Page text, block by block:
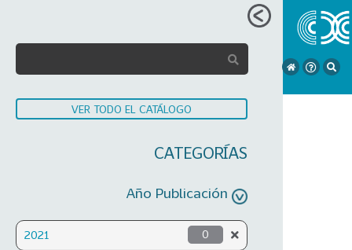
VER TODO EL CATÁLOGO
CATEGORÍAS
Año Publicación
2021 0